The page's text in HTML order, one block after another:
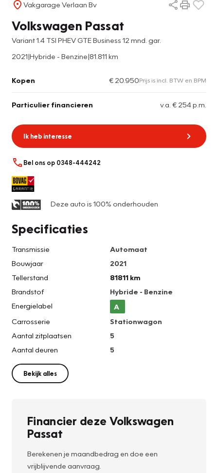
Vakgarage Verlaan Bv
Volkswagen Passat
Variant 1.4 TSI PHEV GTE Business 12 mnd. gar.
2021|Hybride - Benzine|81.811 km
Kopen € 20.950Prijs is incl. BTW en BPM
Particulier financieren v.a. € 254 p.m.
Ik heb interesse
Bel ons op 0348-444242
Deze auto is 100% onderhouden
Specificaties
Transmissie
Automaat
Bouwjaar
2021
Tellerstand
81811 km
Brandstof
Hybride - Benzine
Energielabel
A
Carrosserie
Stationwagon
Aantal zitplaatsen
5
Aantal deuren
5
Bekijk alles
Financier deze Volkswagen
Passat
Berekenen je maandbedrag en doe een
vrijblijvende aanvraag.